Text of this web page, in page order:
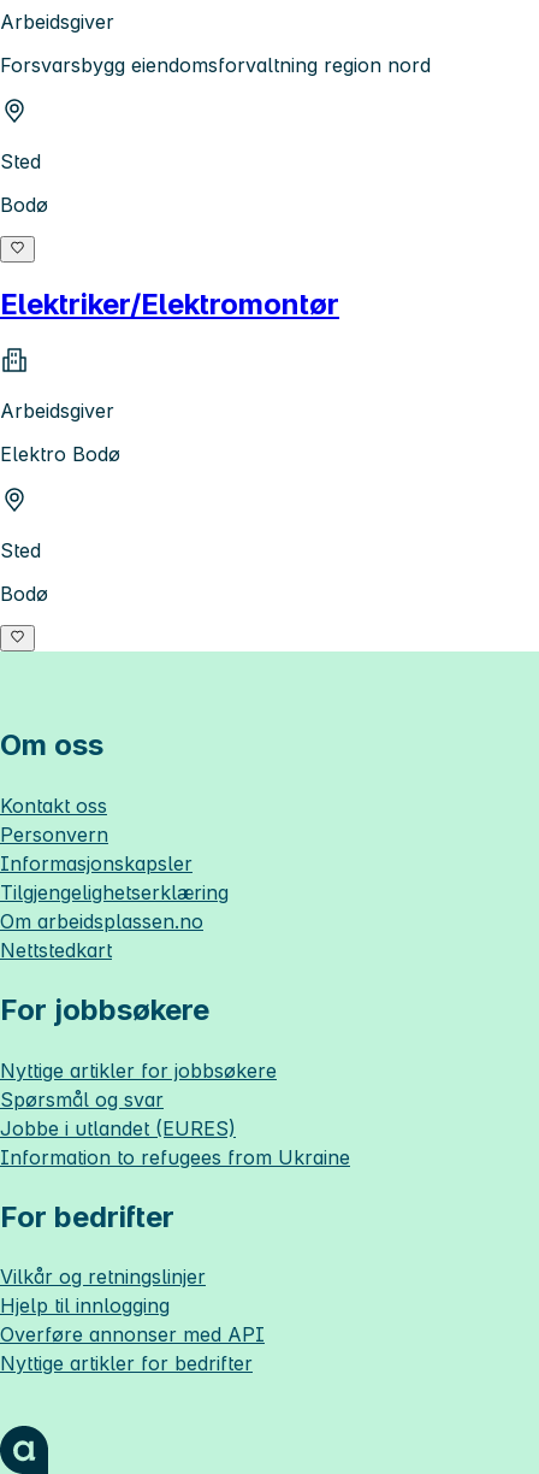
Arbeidsgiver
Forsvarsbygg eiendomsforvaltning region nord
Sted
Bodø
Elektriker/Elektromontør
Arbeidsgiver
Elektro Bodø
Sted
Bodø
Om oss
Kontakt oss
Personvern
Informasjonskapsler
Tilgjengelighetserklæring
Om arbeidsplassen.no
Nettstedkart
For jobbsøkere
Nyttige artikler for jobbsøkere
Spørsmål og svar
Jobbe i utlandet (EURES)
Information to refugees from Ukraine
For bedrifter
Vilkår og retningslinjer
Hjelp til innlogging
Overføre annonser med API
Nyttige artikler for bedrifter